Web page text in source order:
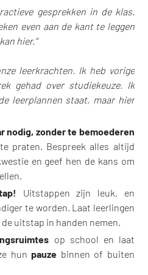
gesprekken in de klas.
even aan de kant te leggen
hier.”
leerkrachten. Ik heb vorige
gehad over studiekeuze. Ik
leerplannen staat, maar hier
nodig, zonder te bemoederen
praten. Bespreek alles altijd
en geef hen de kans om
Uitstappen zijn leuk, en
te worden. Laat leerlingen
uitstap in handen nemen.
op school en laat
hun pauze binnen of buiten